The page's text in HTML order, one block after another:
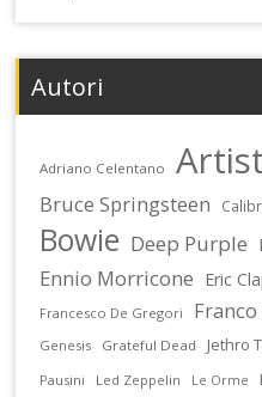
Autori
Adriano Celentano
Bruce Springsteen
Bowie Deep Purple
Ennio Morricone Eric
Francesco De Gregori
Genesis Grateful Dead Jethro
Pausini
Led Zeppelin Le Orme